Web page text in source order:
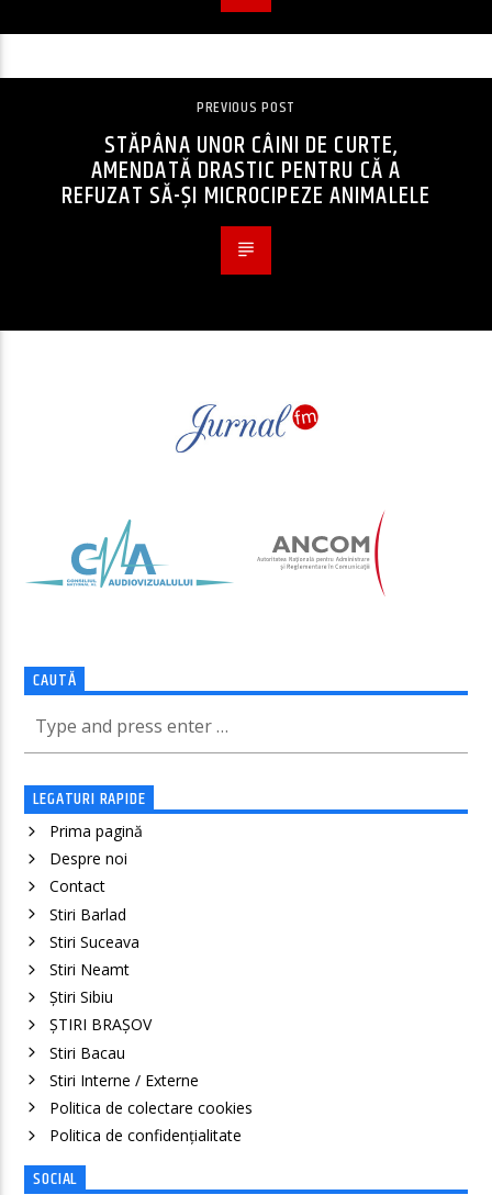
PREVIOUS POST
STĂPÂNA UNOR CÂINI DE CURTE,
AMENDATĂ DRASTIC PENTRU CĂ A
REFUZAT SĂ-ȘI MICROCIPEZE ANIMALELE
CAUTĂ
LEGATURI RAPIDE
Prima pagină
Despre noi
Contact
Stiri Barlad
Stiri Suceava
Stiri Neamt
Știri Sibiu
ȘTIRI BRAȘOV
Stiri Bacau
Stiri Interne / Externe
Politica de colectare cookies
Politica de confidenţialitate
SOCIAL